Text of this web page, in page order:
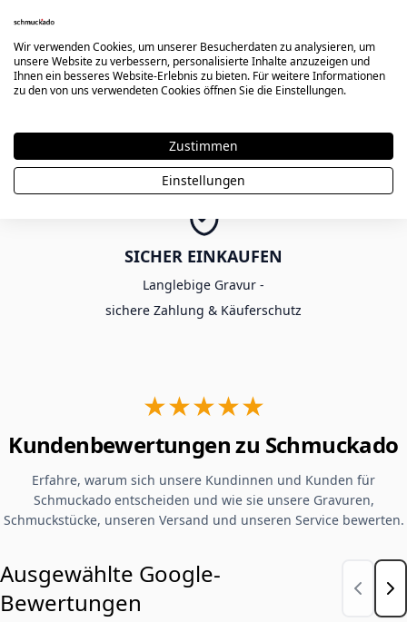
KOSTENLOSER VERSAND AB 80€
ohne Gutscheincode
SICHER EINKAUFEN
Langlebige Gravur -
sichere Zahlung & Käuferschutz
★★★★★
Kundenbewertungen zu Schmuckado
Erfahre, warum sich unsere Kundinnen und Kunden für
Schmuckado entscheiden und wie sie unsere Gravuren,
Schmuckstücke, unseren Versand und unseren Service bewerten.
Ausgewählte Google-
Bewertungen
Wir verwenden Cookies, um unserer Besucherdaten zu analysieren, um
unsere Website zu verbessern, personalisierte Inhalte anzuzeigen und
Ihnen ein besseres Website-Erlebnis zu bieten. Für weitere Informationen
zu den von uns verwendeten Cookies öffnen Sie die Einstellungen.
Zustimmen
Einstellungen